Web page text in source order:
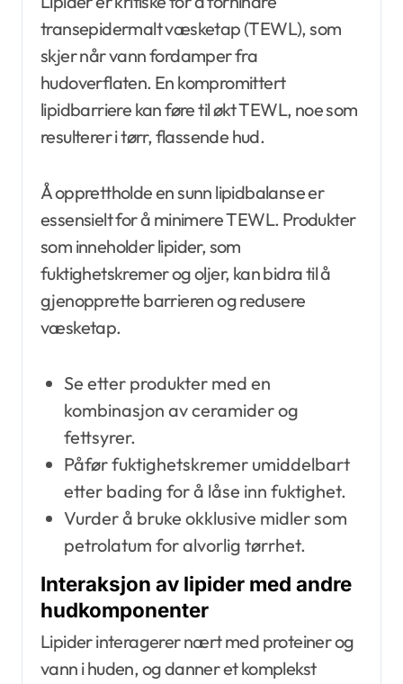
transepidermalt væsketap (TEWL), som
skjer når vann fordamper fra
hudoverflaten. En kompromittert
lipidbarriere kan føre til økt TEWL, noe som
resulterer i tørr, flassende hud.
Å opprettholde en sunn lipidbalanse er
essensielt for å minimere TEWL. Produkter
som inneholder lipider, som
fuktighetskremer og oljer, kan bidra til å
gjenopprette barrieren og redusere
væsketap.
Se etter produkter med en
kombinasjon av ceramider og
fettsyrer.
Påfør fuktighetskremer umiddelbart
etter bading for å låse inn fuktighet.
Vurder å bruke okklusive midler som
petrolatum for alvorlig tørrhet.
Interaksjon av lipider med andre
hudkomponenter
Lipider interagerer nært med proteiner og
vann i huden, og danner et komplekst